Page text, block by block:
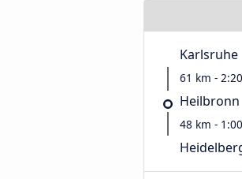
Karlsruhe
61 km - 2:20
Heilbronn
48 km - 1:00